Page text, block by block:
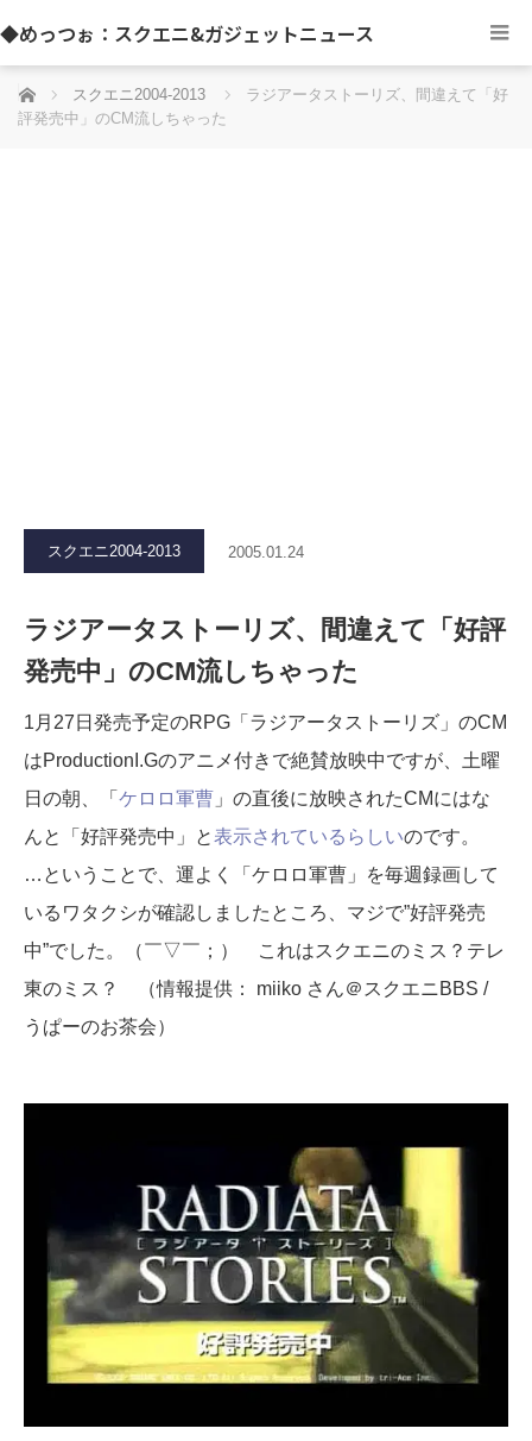
◆めっつぉ：スクエニ&ガジェットニュース
ホーム スクエニ2004-2013
ラジアータストーリズ、間違えて「好
評発売中」のCM流しちゃった
スクエニ2004-2013 2005.01.24
ラジアータストーリズ、間違えて「好評
発売中」のCM流しちゃった
1月27日発売予定のRPG「ラジアータストーリズ」のCM
はProductionI.Gのアニメ付きで絶賛放映中ですが、土曜
日の朝、「 ケロロ軍曹 」の直後に放映されたCMにはな
んと「好評発売中」と表示されているらしいのです。
…ということで、運よく「ケロロ軍曹」を毎週録画して
いるワタクシが確認しましたところ、マジで”好評発売
中”でした。（￣▽￣；） これはスクエニのミス？テレ
東のミス？ （情報提供： miiko さん＠スクエニBBS /
うぱーのお茶会）